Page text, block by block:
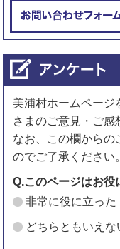
美浦村ホームページ
さまのご意見・ご感
なお、この欄からの
のでご了承ください。
Q.このページはお役
非常に役に立った
どちらともいえな